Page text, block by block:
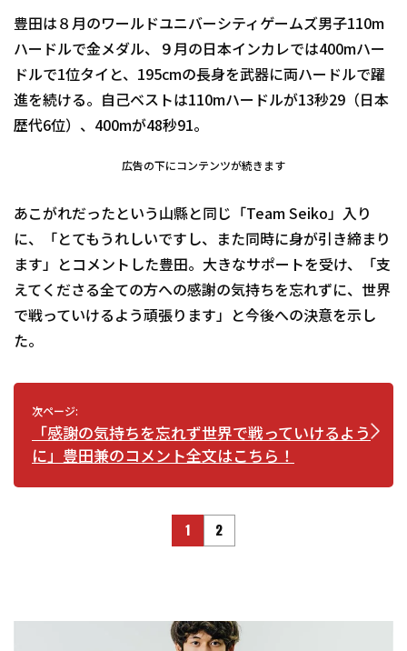
豊田は８月のワールドユニバーシティゲームズ男子110m
ハードルで金メダル、９月の日本インカレでは400mハー
ドルで1位タイと、195cmの長身を武器に両ハードルで躍
進を続ける。自己ベストは110mハードルが13秒29（日本
歴代6位）、400mが48秒91。
広告の下にコンテンツが続きます
あこがれだったという山縣と同じ「Team Seiko」入り
に、「とてもうれしいですし、また同時に身が引き締まり
ます」とコメントした豊田。大きなサポートを受け、「支
えてくださる全ての方への感謝の気持ちを忘れずに、世界
で戦っていけるよう頑張ります」と今後への決意を示し
た。
次ページ:
「感謝の気持ちを忘れず世界で戦っていけるよう
に」豊田兼のコメント全文はこちら！
1 2